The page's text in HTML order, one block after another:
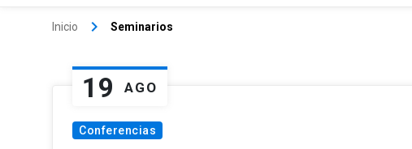
Inicio keyboard_arrow_right Seminarios
19 AGO
Conferencias